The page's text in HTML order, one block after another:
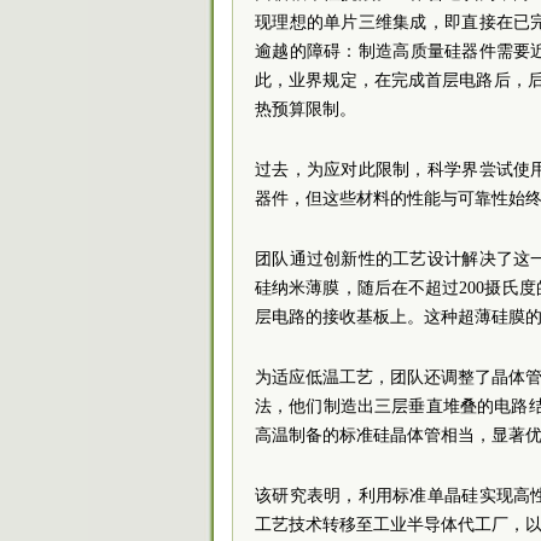
现理想的单片三维集成，即直接在已
逾越的障碍：制造高质量硅器件需要
此，业界规定，在完成首层电路后，
热预算限制。
过去，为应对此限制，科学界尝试使
器件，但这些材料的性能与可靠性始
团队通过创新性的工艺设计解决了这
硅纳米薄膜，随后在不超过200摄氏
层电路的接收基板上。这种超薄硅膜
为适应低温工艺，团队还调整了晶体
法，他们制造出三层垂直堆叠的电路
高温制备的标准硅晶体管相当，显著
该研究表明，利用标准单晶硅实现高
工艺技术转移至工业半导体代工厂，